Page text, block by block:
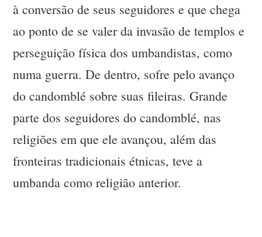
à conversão de seus seguidores e que chega
ao ponto de se valer da invasão de templos e
perseguição física dos umbandistas, como
numa guerra. De dentro, sofre pelo avanço
do candomblé sobre suas fileiras. Grande
parte dos seguidores do candomblé, nas
religiões em que ele avançou, além das
fronteiras tradicionais étnicas, teve a
umbanda como religião anterior.